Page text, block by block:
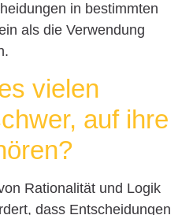
in bestimmten
als die Verwendung
vielen
auf ihre
Rationalität und Logik
dass Entscheidungen